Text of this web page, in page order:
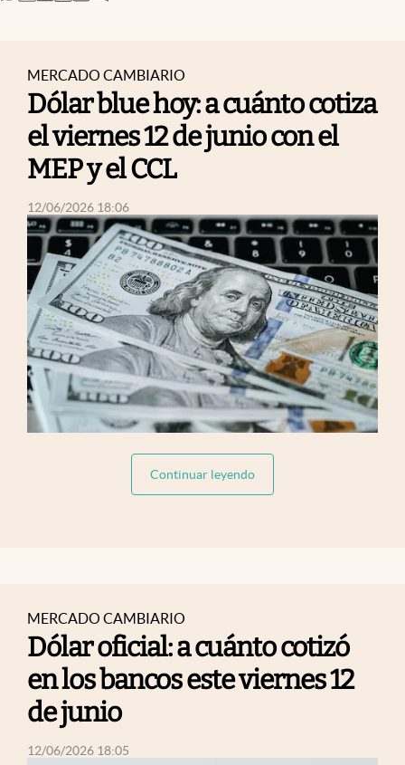
MERCADO CAMBIARIO
Dólar blue hoy: a cuánto cotiza
el viernes 12 de junio con el
MEP y el CCL
12/06/2026 18:06
Continuar leyendoabre en nueva pestaña
MERCADO CAMBIARIO
Dólar oficial: a cuánto cotizó
en los bancos este viernes 12
de junio
12/06/2026 18:05